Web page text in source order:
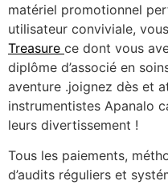
matériel promotionnel
utilisateur conviviale,
Treasure ce dont vous
diplôme d’associé en
aventure .joignez dès et
instrumentistes Apanalo
leurs divertissement !
Tous les paiements,
d’audits réguliers et